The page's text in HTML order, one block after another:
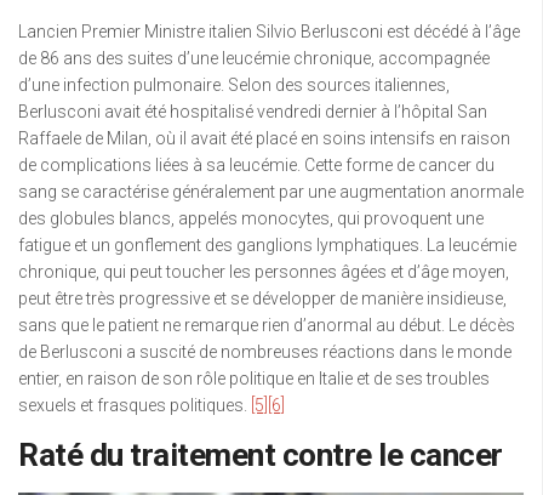
Lancien Premier Ministre italien Silvio Berlusconi est décédé à l’âge
de 86 ans des suites d’une leucémie chronique, accompagnée
d’une infection pulmonaire. Selon des sources italiennes,
Berlusconi avait été hospitalisé vendredi dernier à l’hôpital San
Raffaele de Milan, où il avait été placé en soins intensifs en raison
de complications liées à sa leucémie. Cette forme de cancer du
sang se caractérise généralement par une augmentation anormale
des globules blancs, appelés monocytes, qui provoquent une
fatigue et un gonflement des ganglions lymphatiques. La leucémie
chronique, qui peut toucher les personnes âgées et d’âge moyen,
peut être très progressive et se développer de manière insidieuse,
sans que le patient ne remarque rien d’anormal au début. Le décès
de Berlusconi a suscité de nombreuses réactions dans le monde
entier, en raison de son rôle politique en Italie et de ses troubles
sexuels et frasques politiques.
[5] [6]
Raté du traitement contre le cancer